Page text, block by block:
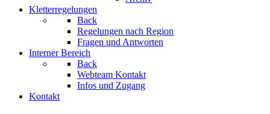
Kletterregelungen
Back
Regelungen nach Region
Fragen und Antworten
Interner Bereich
Back
Webteam Kontakt
Infos und Zugang
Kontakt